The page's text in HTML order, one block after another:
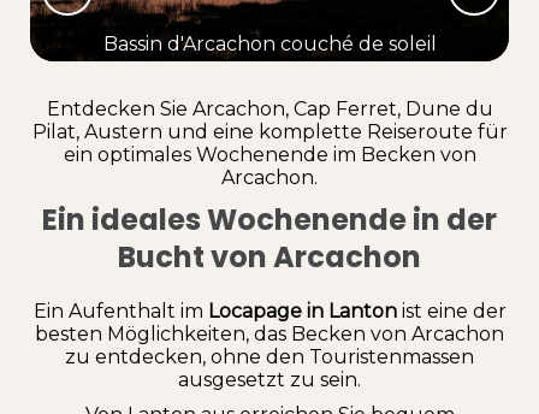
Bassin d'Arcachon couché de soleil
Entdecken Sie Arcachon, Cap Ferret, Dune du
Pilat, Austern und eine komplette Reiseroute für
ein optimales Wochenende im Becken von
Arcachon.
Ein ideales Wochenende in der
Bucht von Arcachon
Ein Aufenthalt im Locapage in Lantonist eine der
besten Möglichkeiten, das Becken von Arcachon
zu entdecken, ohne den Touristenmassen
ausgesetzt zu sein.